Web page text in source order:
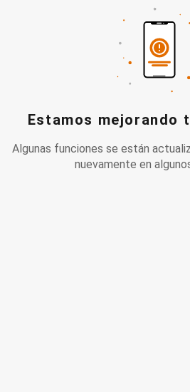
Estamos mejorando
Algunas funciones se están
nuevamente en